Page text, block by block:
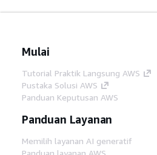
Mulai
Tutorial Praktik Langsung AWS
Pustaka Solusi AWS
Panduan Keputusan AWS
Panduan Layanan
Memilih layanan AI generatif
Panduan layanan AWS